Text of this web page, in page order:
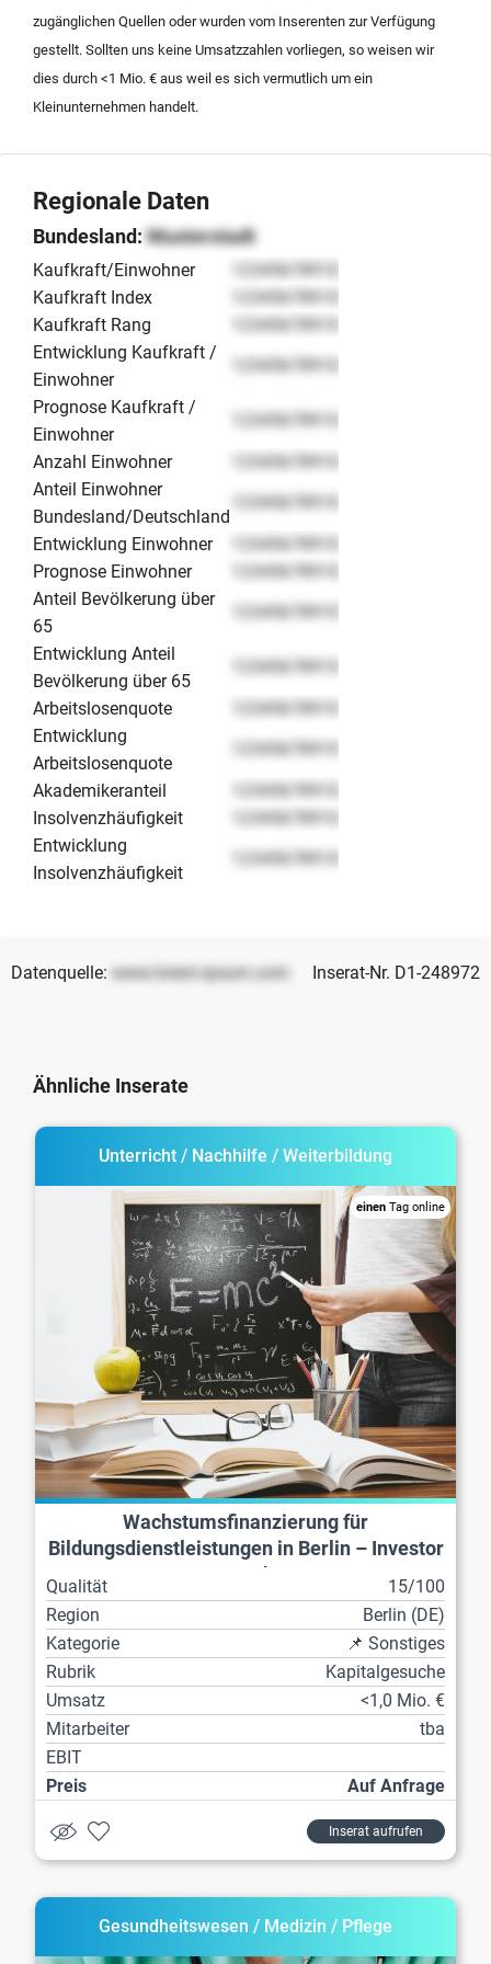
zugänglichen Quellen oder wurden vom Inserenten zur Verfügung
gestellt. Sollten uns keine Umsatzzahlen vorliegen, so weisen wir
dies durch <1 Mio. € aus weil es sich vermutlich um ein
Kleinunternehmen handelt.
Regionale Daten
Bundesland:Musterstadt
Kaufkraft/Einwohner
12345678910
Kaufkraft Index
12345678910
Kaufkraft Rang
12345678910
Entwicklung Kaufkraft /
Einwohner
12345678910
Prognose Kaufkraft /
Einwohner
12345678910
Anzahl Einwohner
12345678910
Anteil Einwohner
Bundesland/Deutschland
12345678910
Entwicklung Einwohner
12345678910
Prognose Einwohner
12345678910
Anteil Bevölkerung über
65
12345678910
Entwicklung Anteil
Bevölkerung über 65
12345678910
Arbeitslosenquote
12345678910
Entwicklung
Arbeitslosenquote
12345678910
Akademikeranteil
12345678910
Insolvenzhäufigkeit
12345678910
Entwicklung
Insolvenzhäufigkeit
12345678910
Datenquelle: www.lorem-ipsum.com Inserat-Nr. D1-248972
Ähnliche Inserate
Unterricht / Nachhilfe / Weiterbildung
einen Tag online
Wachstumsfinanzierung für
Bildungsdienstleistungen in Berlin – Investor
Qualität
15/100
Region
Berlin (DE)
Kategorie
📌 Sonstiges
Rubrik
Kapitalgesuche
Umsatz
<1,0 Mio. €
Mitarbeiter
tba
EBIT
Preis
Auf Anfrage
Inserat aufrufen
Gesundheitswesen / Medizin / Pflege